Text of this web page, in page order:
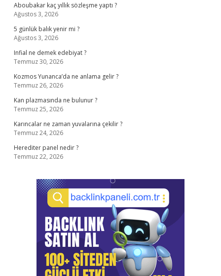
Aboubakar kaç yıllık sözleşme yaptı ?
Ağustos 3, 2026
5 günlük balık yenir mi ?
Ağustos 3, 2026
Infial ne demek edebiyat ?
Temmuz 30, 2026
Kozmos Yunanca’da ne anlama gelir ?
Temmuz 26, 2026
Kan plazmasında ne bulunur ?
Temmuz 25, 2026
Karıncalar ne zaman yuvalarına çekilir ?
Temmuz 24, 2026
Herediter panel nedir ?
Temmuz 22, 2026